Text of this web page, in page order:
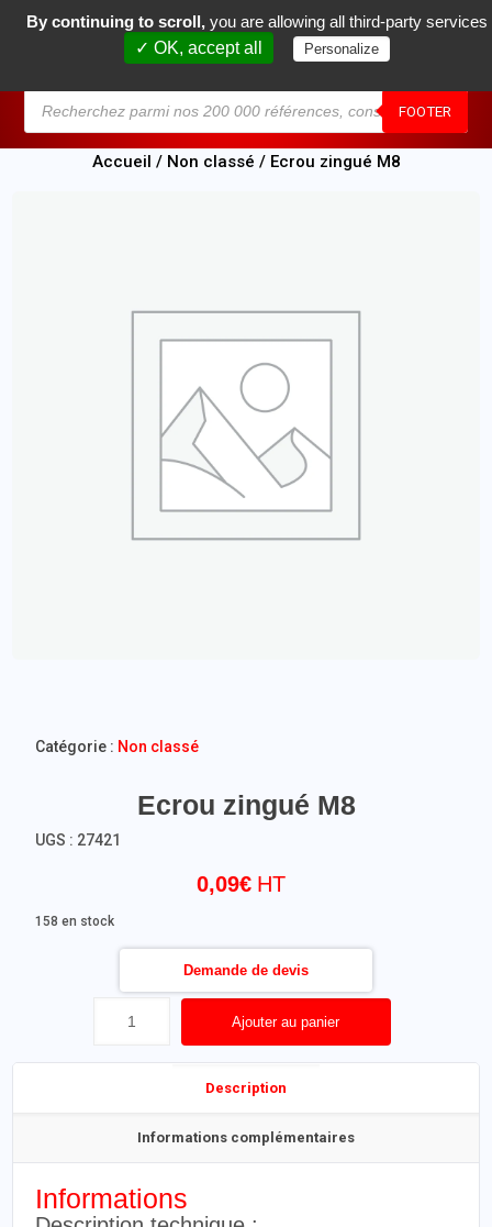
FOOTER
0
Accueil / Non classé / Ecrou zingué M8
Ecrou zingué M8
0,09€
158 en stock
Ajouter au panier
Demande de devis
UGS : 27421
Catégorie : Non classé
Description
Informations complémentaires
Informations
By continuing to scroll, you are allowing all third-party services
✓ OK, accept all
Personalize